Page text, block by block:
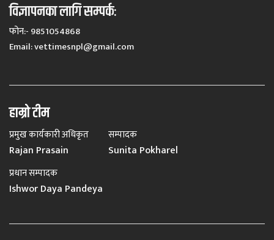
विज्ञापनका लागि सम्पर्कः
फोन:- 9851054868
Email:vettimesnpl@gmail.com
हाम्रो टीम
प्रमुख कार्यकारी अधिकृत
Rajan Prasain
सम्पादक
Sunita Pokharel
प्रधान सम्पादक
Ishwor Daya Pandeya